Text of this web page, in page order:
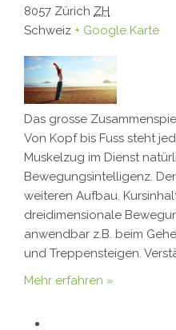
8057 Zürich ZH
Schweiz + Google Karte
Das grosse
Von Kopf bis Fuss steht
Muskelzug im Dienst
Bewegungsintelligenz.
weiteren Aufbau.
dreidimensionale
anwendbar z.B. beim
und Treppensteigen.
Mehr erfahren »